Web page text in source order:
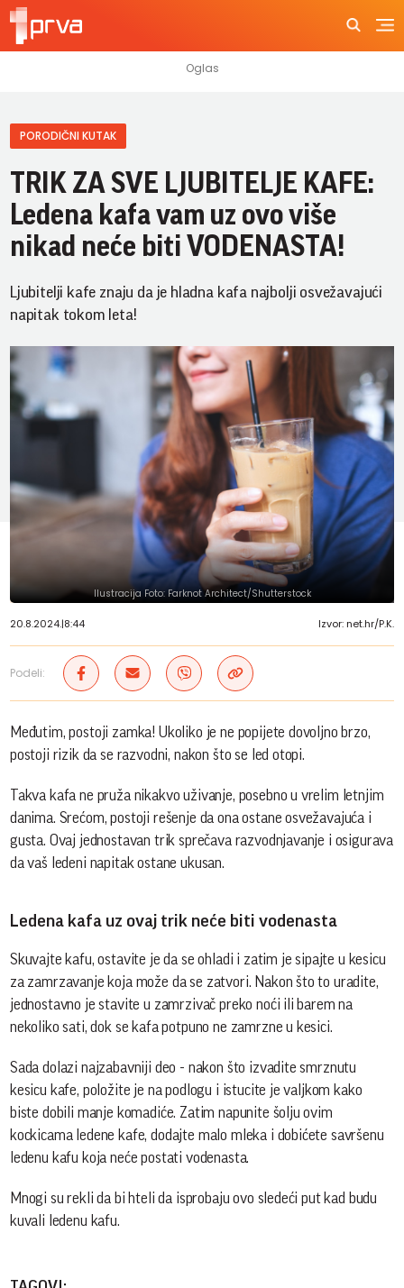
PORODIČNI KUTAK
TRIK ZA SVE LJUBITELJE KAFE:
Ledena kafa vam uz ovo više
nikad neće biti VODENASTA!
Ljubitelji kafe znaju da je hladna kafa najbolji osvežavajući
napitak tokom leta!
Ilustracija Foto: Farknot Architect/Shutterstock
20.8.2024.|8:44 Izvor: net.hr/P.K.
Podeli:
Međutim, postoji zamka! Ukoliko je ne popijete dovoljno brzo,
postoji rizik da se razvodni, nakon što se led otopi.
Takva kafa ne pruža nikakvo uživanje, posebno u vrelim letnjim
danima. Srećom, postoji rešenje da ona ostane osvežavajuća i
gusta. Ovaj jednostavan trik sprečava razvodnjavanje i osigurava
da vaš ledeni napitak ostane ukusan.
Ledena kafa uz ovaj trik neće biti vodenasta
Skuvajte kafu, ostavite je da se ohladi i zatim je sipajte u kesicu
za zamrzavanje koja može da se zatvori. Nakon što to uradite,
jednostavno je stavite u zamrzivač preko noći ili barem na
nekoliko sati, dok se kafa potpuno ne zamrzne u kesici.
Sada dolazi najzabavniji deo - nakon što izvadite smrznutu
kesicu kafe, položite je na podlogu i istucite je valjkom kako
biste dobili manje komadiće. Zatim napunite šolju ovim
kockicama ledene kafe, dodajte malo mleka i dobićete savršenu
ledenu kafu koja neće postati vodenasta.
Mnogi su rekli da bi hteli da isprobaju ovo sledeći put kad budu
kuvali ledenu kafu.